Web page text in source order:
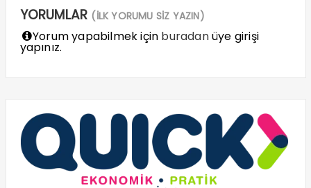
YORUMLAR (İLK YORUMU SİZ YAZIN)
Yorum yapabilmek için buradanüye girişi
yapınız.